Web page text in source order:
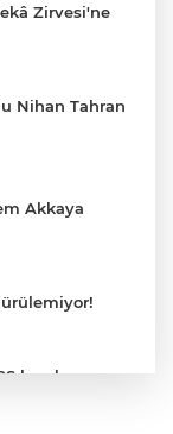
Zirvesi'ne
Nihan Tahran
Akkaya
kurslarının